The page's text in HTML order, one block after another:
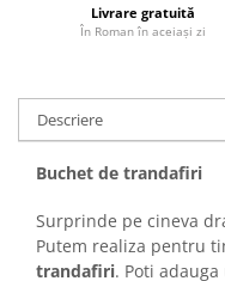
Livrare gratuită
În Roman în aceiași zi
Descriere
Buchet de trandafiri
Surprinde pe cineva
Putem realiza pentru
trandafiri. Poti